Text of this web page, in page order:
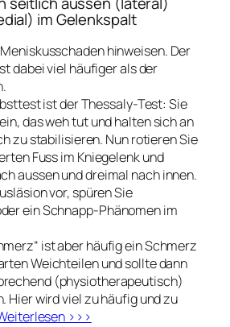
im Gelenkspalt
hinweisen. Der
dabei viel häufiger als der
ist der Thessaly-Test: Sie
das weh tut und halten sich an
zu stabilisieren. Nun rotieren Sie
Fuss im Kniegelenk und
aussen und dreimal nach innen.
vor, spüren Sie
ein Schnapp-Phänomen im
ist aber häufig ein Schmerz
Weichteilen und sollte dann
(physiotherapeutisch)
Hier wird viel zu häufig und zu
>>>